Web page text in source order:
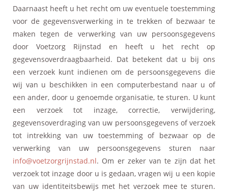
Daarnaast heeft u het recht om uw eventuele toestemming
voor de gegevensverwerking in te trekken of bezwaar te
maken tegen de verwerking van uw persoonsgegevens
door Voetzorg Rijnstad en heeft u het recht op
gegevensoverdraagbaarheid. Dat betekent dat u bij ons
een verzoek kunt indienen om de persoonsgegevens die
wij van u beschikken in een computerbestand naar u of
een ander, door u genoemde organisatie, te sturen. U kunt
een verzoek tot inzage, correctie, verwijdering,
gegevensoverdraging van uw persoonsgegevens of verzoek
tot intrekking van uw toestemming of bezwaar op de
verwerking van uw persoonsgegevens sturen naar
info@voetzorgrijnstad.nl. Om er zeker van te zijn dat het
verzoek tot inzage door u is gedaan, vragen wij u een kopie
van uw identiteitsbewijs met het verzoek mee te sturen.